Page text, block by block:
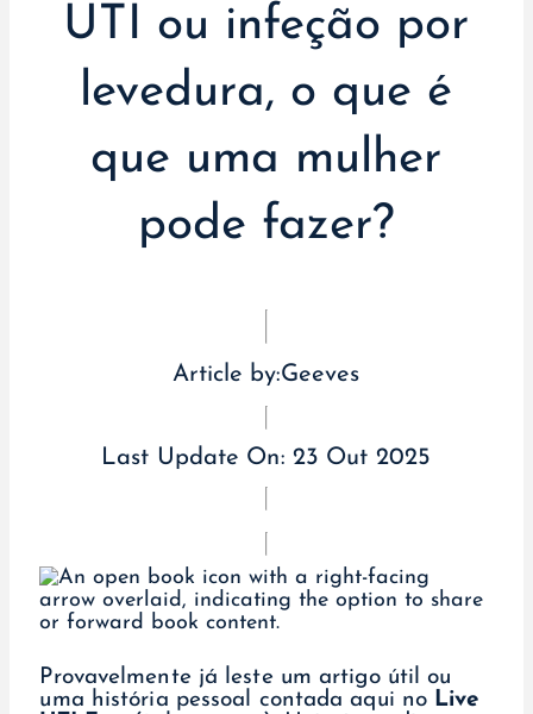
UTI ou infeção por
levedura, o que é
que uma mulher
pode fazer?
Article by:Geeves
Last Update On: 23 Out 2025
Provavelmente já leste um artigo útil ou
uma história pessoal contada aqui no Live